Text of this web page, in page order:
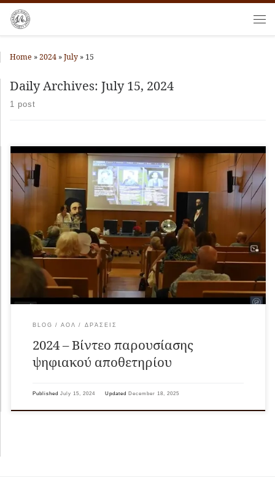
Skip to content
Home »2024 »July » 15
Daily Archives: July 15, 2024
1 post
Με χαρά σας παρουσιάζουμε την παρουσίαση του ψηφιακού
αποθετηρίου που έγινε στις 25 Μαΐου 2024 κατά το 43ο Συμπόσιο
Βυζαντινής […]
BLOG ΑΟΛ ΔΡΆΣΕΙΣ
2024 – Βίντεο παρουσίασης
ψηφιακού αποθετηρίου
Published July 15, 2024 Updated December 18, 2025